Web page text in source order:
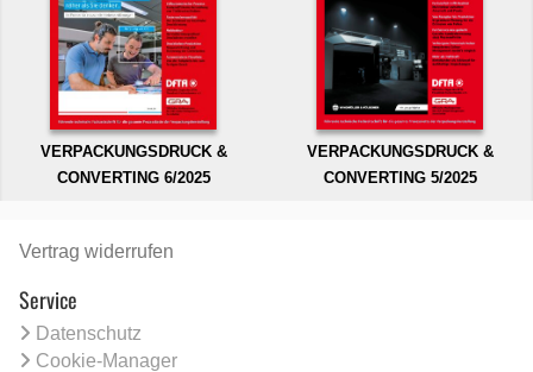
VERPACKUNGSDRUCK &
CONVERTING 6/2025
VERPACKUNGSDRUCK &
CONVERTING 5/2025
Vertrag widerrufen
Service
Datenschutz
Cookie-Manager